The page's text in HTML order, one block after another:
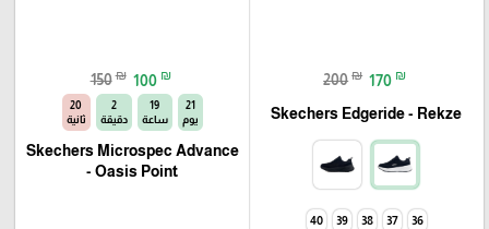
200 ₪ 170 ₪
Skechers Edgeride - Rekze‏
36
37
38
39
40
150 ₪ 100 ₪
21
يوم
19
ساعة
2
دقيقة
19
ثانية
Skechers Microspec Advance
- Oasis Point